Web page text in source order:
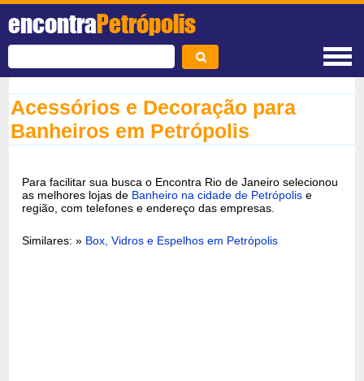
encontraPetrópolis
Acessórios e Decoração para
Banheiros em Petrópolis
Para facilitar sua busca o Encontra Rio de Janeiro selecionou
as melhores lojas de Banheiro na cidade de Petrópolis e
região, com telefones e endereço das empresas.
Similares: » Box, Vidros e Espelhos em Petrópolis